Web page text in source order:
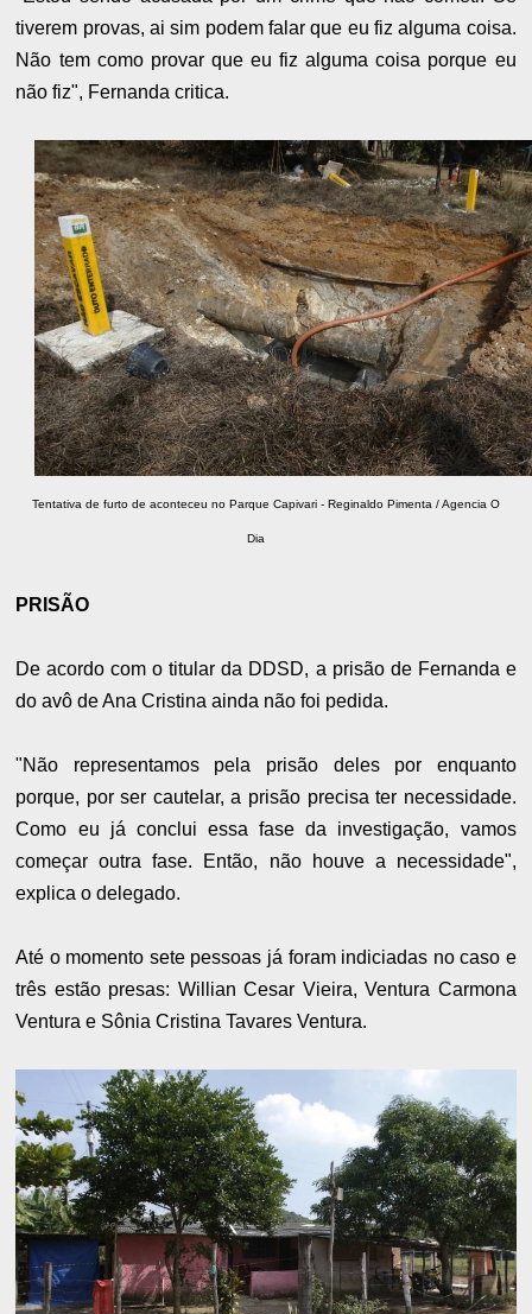
tiverem provas, ai sim podem falar que eu fiz alguma coisa.
Não tem como provar que eu fiz alguma coisa porque eu
não fiz", Fernanda critica.
Tentativa de furto de aconteceu no Parque Capivari - Reginaldo Pimenta / Agencia O
Dia
PRISÃO
De acordo com o titular da DDSD, a prisão de Fernanda e
do avô de Ana Cristina ainda não foi pedida.
"Não representamos pela prisão deles por enquanto
porque, por ser cautelar, a prisão precisa ter necessidade.
Como eu já conclui essa fase da investigação, vamos
começar outra fase. Então, não houve a necessidade",
explica o delegado.
Até o momento sete pessoas já foram indiciadas no caso e
três estão presas: Willian Cesar Vieira, Ventura Carmona
Ventura e Sônia Cristina Tavares Ventura.